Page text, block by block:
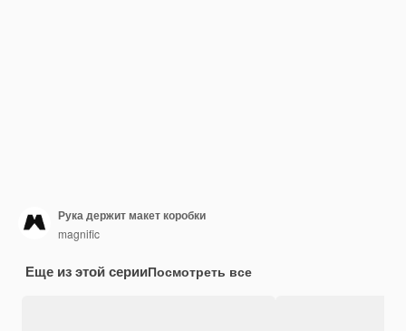
Рука держит макет коробки
magnific
Еще из этой серииПосмотреть все